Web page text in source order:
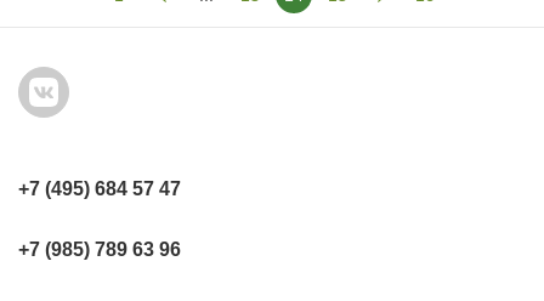
+7 (495) 684 57 47
+7 (985) 789 63 96